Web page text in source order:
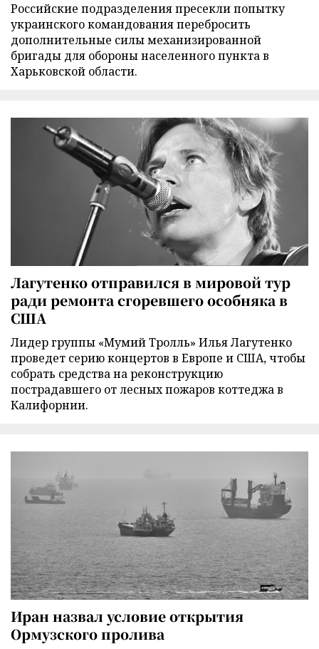
Российские подразделения пресекли попытку
украинского командования перебросить
дополнительные силы механизированной
бригады для обороны населенного пункта в
Харьковской области.
Лагутенко отправился в мировой тур
ради ремонта сгоревшего особняка в
США
Лидер группы «Мумий Тролль» Илья Лагутенко
проведет серию концертов в Европе и США, чтобы
собрать средства на реконструкцию
пострадавшего от лесных пожаров коттеджа в
Калифорнии.
Иран назвал условие открытия
Ормузского пролива